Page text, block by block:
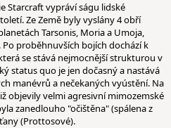
Starcraft vypráví ságu lidské
Ze Země byly vyslány 4 obří
Tarsonis, Moria a Umoja,
proběhnuvších bojích dochází k
se stává nejmocnější strukturou v
status quo je jen dočasný a nastává
manévrů a nečekaných vyústění. Na
objevily velmi agresivní mimozemské
zanedlouho "očištěna" (spálena z
(Prottosové).